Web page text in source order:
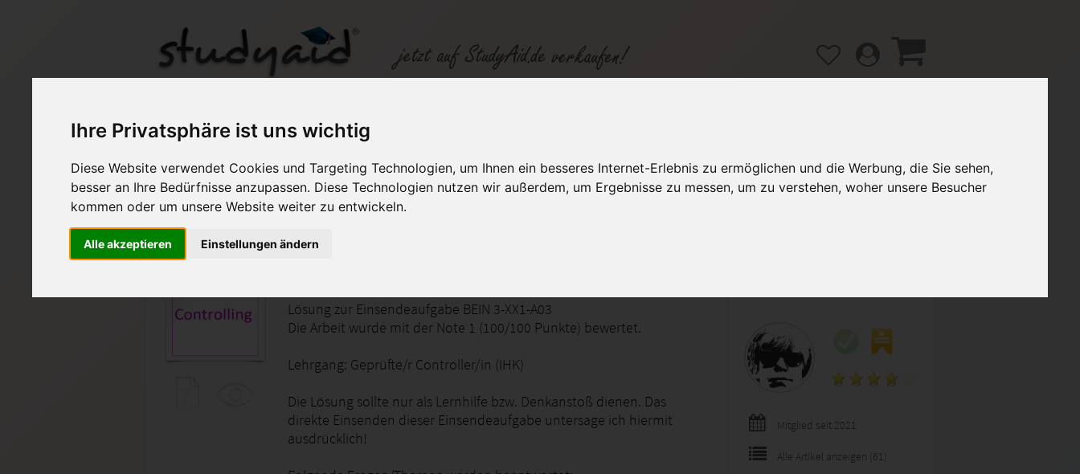
Ihre Privatsphäre ist uns wichtig
Diese Website verwendet Cookies und Targeting Technologien, um Ihnen ein besseres Internet-Erlebnis zu ermöglichen und die Werbung, die Sie sehen,
besser an Ihre Bedürfnisse anzupassen. Diese Technologien nutzen wir außerdem, um Ergebnisse zu messen, um zu verstehen, woher unsere Besucher
kommen oder um unsere Website weiter zu entwickeln.
Alle akzeptieren Einstellungen ändern
Auf StudyAid.de verkaufen Kategorien Studiengänge / Lehrgänge Hilfe / FAQ
Lösung zur Einsendeaufgabe BEIN 3-XX1-A03
Die Arbeit wurde mit der Note 1 (100/100 Punkte) bewertet.
Lehrgang: Geprüfte/r Controller/in (IHK)
Die Lösung sollte nur als Lernhilfe bzw. Denkanstoß dienen. Das
direkte Einsenden dieser Einsendeaufgabe untersage ich hiermit
ausdrücklich!
Mitglied seit 2021
Alle Artikel anzeigen (61)